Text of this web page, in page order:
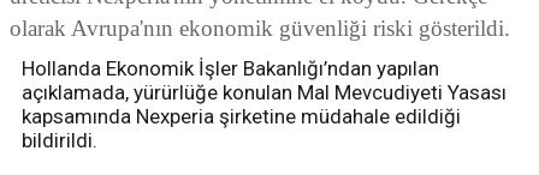
olarak Avrupa'nın ekonomik güvenliği riski gösterildi.
Hollanda Ekonomik İşler Bakanlığı’ndan yapılan
açıklamada, yürürlüğe konulan Mal Mevcudiyeti Yasası
kapsamında Nexperia şirketine müdahale edildiği
bildirildi.